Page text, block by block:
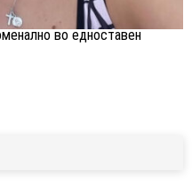
во едноставен